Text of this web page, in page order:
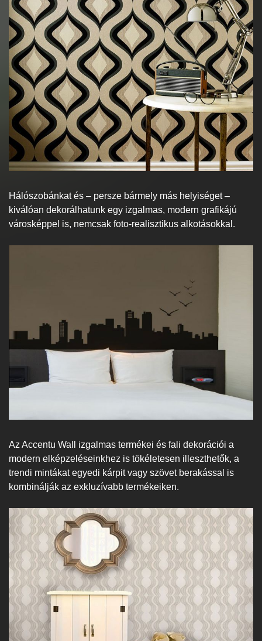
Hálószobánkat és – persze bármely más helyiséget –
kiválóan dekorálhatunk egy izgalmas, modern grafikájú
városképpel is, nemcsak foto-realisztikus alkotásokkal.
Az Accentu Wall izgalmas termékei és fali dekorációi a
modern elképzeléseinkhez is tökéletesen illeszthetők, a
trendi mintákat egyedi kárpit vagy szövet berakással is
kombinálják az exkluzívabb termékeiken.